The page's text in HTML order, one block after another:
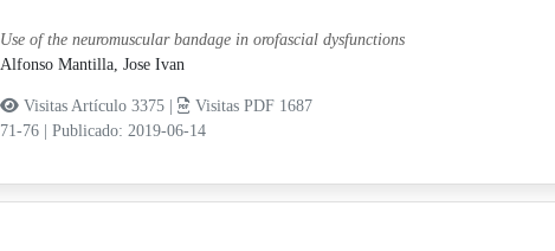
Use of the neuromuscular bandage in orofascial dysfunctions
Alfonso Mantilla, Jose Ivan
Visitas Artículo 3375 |
Visitas PDF 1687
71-76 | Publicado: 2019-06-14